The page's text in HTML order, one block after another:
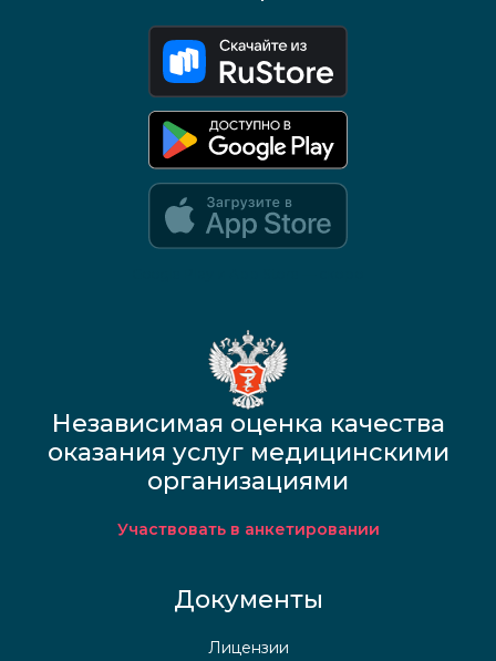
Независимая оценка качества
оказания услуг медицинскими
организациями
Участвовать в анкетировании
Документы
Лицензии